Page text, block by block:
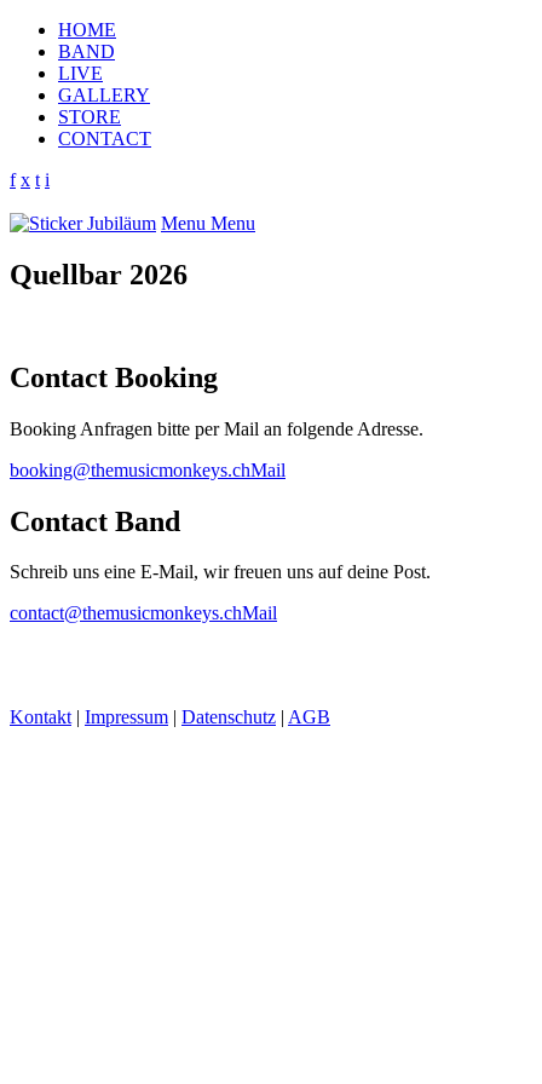
HOME
BAND
LIVE
GALLERY
STORE
CONTACT
f x t i
Menu Menu
Quellbar 2026
Contact Booking
Booking Anfragen bitte per Mail an folgende Adresse.
booking@themusicmonkeys.chMail
Contact Band
Schreib uns eine E-Mail, wir freuen uns auf deine Post.
contact@themusicmonkeys.chMail
Kontakt | Impressum | Datenschutz | AGB